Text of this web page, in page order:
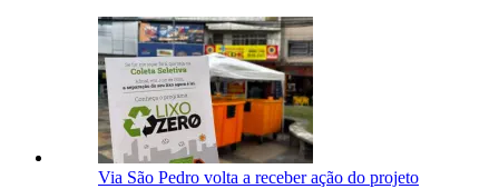
Via São Pedro volta a receber ação do projeto